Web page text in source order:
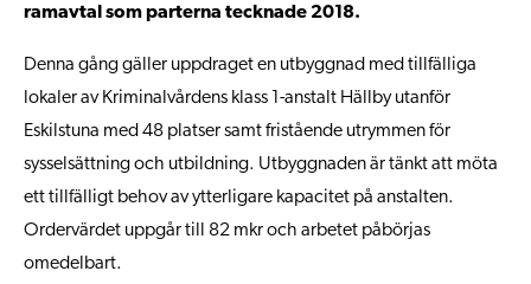
ramavtal som parterna tecknade 2018.
Denna gång gäller uppdraget en utbyggnad med tillfälliga
lokaler av Kriminalvårdens klass 1-anstalt Hällby utanför
Eskilstuna med 48 platser samt fristående utrymmen för
sysselsättning och utbildning. Utbyggnaden är tänkt att möta
ett tillfälligt behov av ytterligare kapacitet på anstalten.
Ordervärdet uppgår till 82 mkr och arbetet påbörjas
omedelbart.